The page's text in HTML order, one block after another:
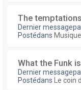
The
Dernier
Postédans Musique
What the Funk
Dernier
Postédans
Le